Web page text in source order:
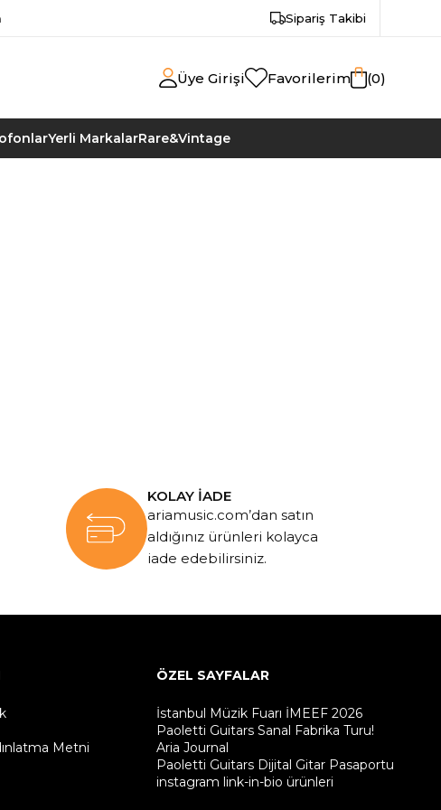
Sipariş Takibi
Üye Girişi Favorilerim 0
Yerli MarkalarRare&Vintage
KOLAY İADE
ariamusic.com’dan satın
aldığınız ürünleri kolayca
iade edebilirsiniz.
Metni
ÖZEL SAYFALAR
İstanbul Müzik Fuarı İMEEF 2026
Paoletti Guitars Sanal Fabrika Turu!
Aria Journal
Paoletti Guitars Dijital Gitar Pasaportu
instagram link-in-bio ürünleri